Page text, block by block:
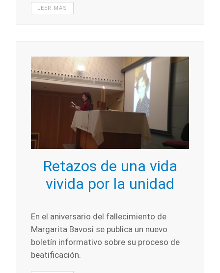
LEER MÁS
Retazos de una vida
vivida por la unidad
En el aniversario del fallecimiento de
Margarita Bavosi se publica un nuevo
boletín informativo sobre su proceso de
beatificación.